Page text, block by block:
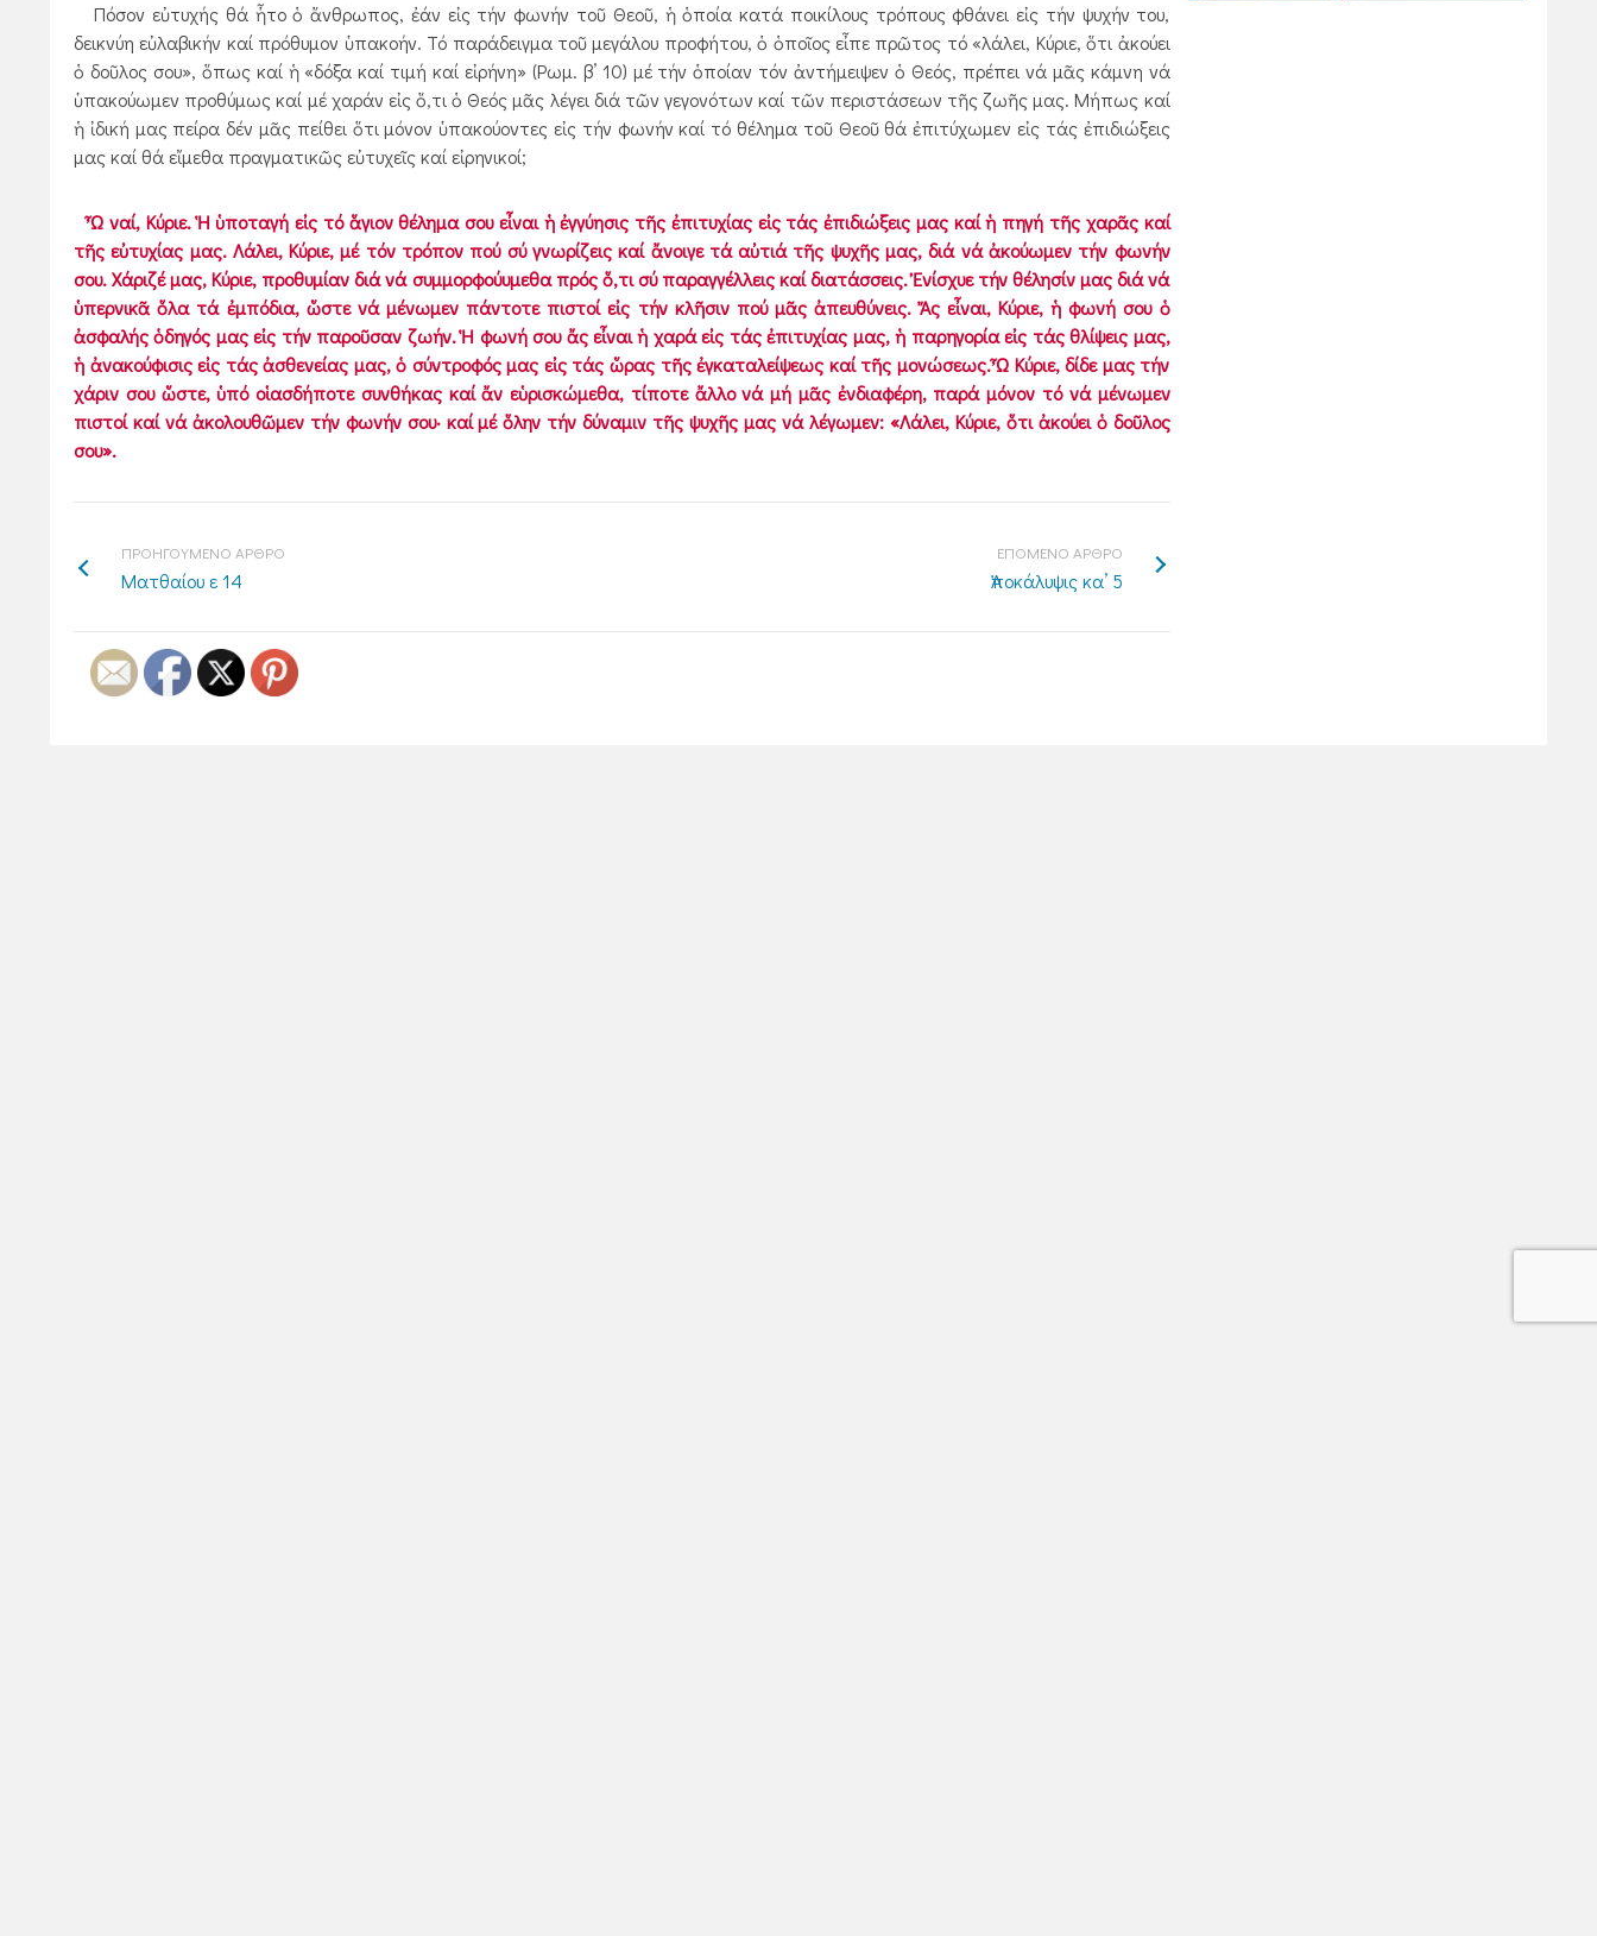
Πόσον εὐτυχής θά ἦτο ὁ ἄνθρωπος, ἐάν εἰς τήν φωνήν τοῦ Θεοῦ, ἡ ὁποία κατά ποικίλους τρόπους φθάνει εἰς τήν ψυχήν του,
δεικνύη εὐλαβικήν καί πρόθυμον ὑπακοήν. Τό παράδειγμα τοῦ μεγάλου προφήτου, ὁ ὁποῖος εἶπε πρῶτος τό «λάλει, Κύριε, ὅτι ἀκούει
ὁ δοῦλος σου», ὅπως καί ἡ «δόξα καί τιμή καί εἰρήνη» (Ρωμ. β’ 10) μέ τήν ὁποίαν τόν ἀντήμειψεν ὁ Θεός, πρέπει νά μᾶς κάμνη νά
ὑπακούωμεν προθύμως καί μέ χαράν εἰς ὅ,τι ὁ Θεός μᾶς λέγει διά τῶν γεγονότων καί τῶν περιστάσεων τῆς ζωῆς μας. Μήπως καί
ἡ ἰδική μας πείρα δέν μᾶς πείθει ὅτι μόνον ὑπακούοντες εἰς τήν φωνήν καί τό θέλημα τοῦ Θεοῦ θά ἐπιτύχωμεν εἰς τάς ἐπιδιώξεις
μας καί θά εἴμεθα πραγματικῶς εὐτυχεῖς καί εἰρηνικοί;
Ὦ ναί, Κύριε. Ἡ ὑποταγή εἰς τό ἅγιον θέλημα σου εἶναι ἡ ἐγγύησις τῆς ἐπιτυχίας εἰς τάς ἐπιδιώξεις μας καί ἡ πηγή τῆς χαρᾶς καί
τῆς εὐτυχίας μας. Λάλει, Κύριε, μέ τόν τρόπον πού σύ γνωρίζεις καί ἄνοιγε τά αὐτιά τῆς ψυχῆς μας, διά νά ἀκούωμεν τήν φωνήν
σου. Χάριζέ μας, Κύριε, προθυμίαν διά νά συμμορφούυμεθα πρός ὅ,τι σύ παραγγέλλεις καί διατάσσεις. Ἐνίσχυε τήν θέλησίν μας διά νά
ὑπερνικᾶ ὅλα τά ἐμπόδια, ὥστε νά μένωμεν πάντοτε πιστοί εἰς τήν κλῆσιν πού μᾶς ἀπευθύνεις. Ἄς εἶναι, Κύριε, ἡ φωνή σου ὁ
ἀσφαλής ὁδηγός μας εἰς τήν παροῦσαν ζωήν. Ἡ φωνή σου ἄς εἶναι ἡ χαρά εἰς τάς ἐπιτυχίας μας, ἡ παρηγορία εἰς τάς θλίψεις μας,
ἡ ἀνακούφισις εἰς τάς ἀσθενείας μας, ὁ σύντροφός μας εἰς τάς ὥρας τῆς ἐγκαταλείψεως καί τῆς μονώσεως. Ὦ Κύριε, δίδε μας τήν
χάριν σου ὥστε, ὑπό οἱασδήποτε συνθήκας καί ἄν εὑρισκώμεθα, τίποτε ἄλλο νά μή μᾶς ἐνδιαφέρη, παρά μόνον τό νά μένωμεν
πιστοί καί νά ἀκολουθῶμεν τήν φωνήν σου· καί μέ ὅλην τήν δύναμιν τῆς ψυχῆς μας νά λέγωμεν: «Λάλει, Κύριε, ὅτι ἀκούει ὁ δοῦλος
σου».
ΠΡΟΗΓΟΥΜΕΝΟ ΑΡΘΡΟ
Ματθαίου ε 14
ΕΠΟΜΕΝΟ ΑΡΘΡΟ
Ἀποκάλυψις κα’ 5